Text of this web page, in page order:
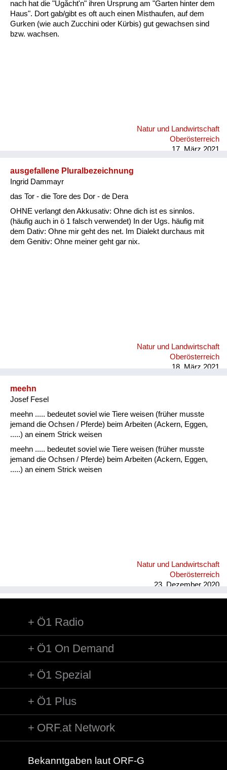
nach hat die "Ugåcht'n" ihren Ursprung am "Garten hinter dem
Haus". Dort gab/gibt es oft auch einen Misthaufen, auf dem
Gurken (wie auch Zucchini oder Kürbis) gut gewachsen sind
bzw. wachsen.
Natur und Landwirtschaft
Oberösterreich
17. März 2021
ausgefallene Pluralbezeichnung
Ingrid Dammayr
das Tor - die Tore des Dor - de Dera
OHNE verlangt den Akkusativ: Ohne dich ist es sinnlos.
(häufig auch in ö 1 falsch verwendet) In der Ugs. häufig mit
dem Dativ: Ohne mir geht des net. Im Dialekt durchaus mit
dem Genitiv: Ohne meiner geht gar nix.
Natur und Landwirtschaft
Oberösterreich
18. März 2021
meehn
Josef Fesel
meehn ..... bedeutet soviel wie Tiere weisen (früher musste
jemand die Ochsen / Pferde) beim Arbeiten (Ackern, Eggen,
.....) an einem Strick weisen
meehn ..... bedeutet soviel wie Tiere weisen (früher musste
jemand die Ochsen / Pferde) beim Arbeiten (Ackern, Eggen,
.....) an einem Strick weisen
Natur und Landwirtschaft
Oberösterreich
23. Dezember 2020
Ö1 Radio
Ö1 On Demand
Ö1 Spezial
Ö1 Plus
ORF.at Network
Bekanntgaben laut ORF-G